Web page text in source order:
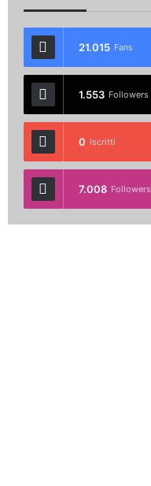
21.015 Fans
1.553 Followers
0 Iscritti
7.008 Followers